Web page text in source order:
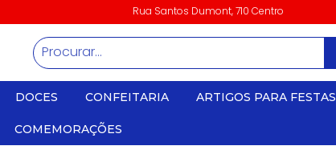
Rua Santos Dumont, 710 Centro
DOCES CONFEITARIA ARTIGOS PARA FESTAS
COMEMORAÇÕES